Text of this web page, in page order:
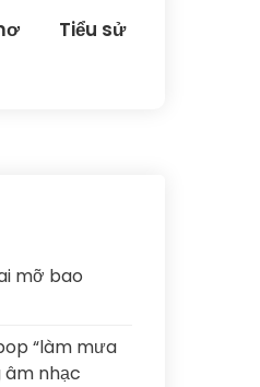
Tiểu sử
mỡ bao
“làm mưa
nhạc